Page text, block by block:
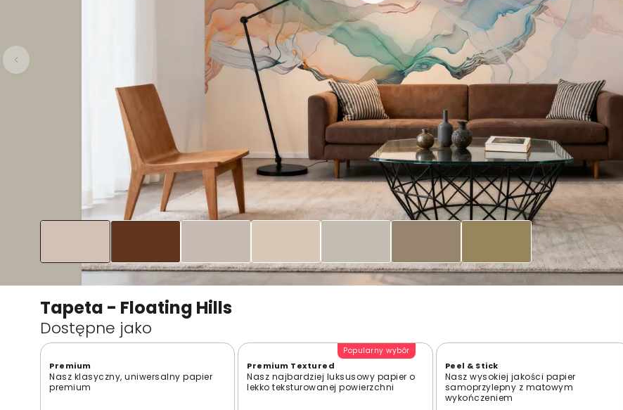
Tapeta - Floating Hills
Dostępne jako
Premium
Nasz klasyczny, uniwersalny papier
premium
Popularny wybór
Premium Textured
Nasz najbardziej luksusowy papier o
lekko teksturowanej powierzchni
Peel & Stick
Nasz wysokiej jakości papier
samoprzylepny z matowym
wykończeniem